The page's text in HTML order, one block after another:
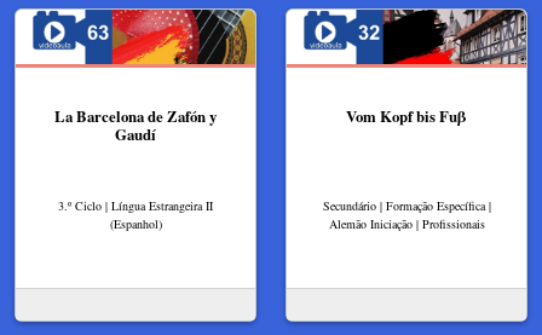
La Barcelona de Zafón y
Gaudí
3.º Ciclo | Língua Estrangeira II
(Espanhol)
Vom Kopf bis Fuβ
Secundário | Formação Específica |
Alemão Iniciação | Profissionais